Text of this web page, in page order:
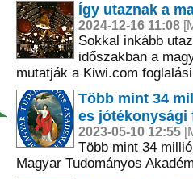
Így utaznak a
2024-12-16 11:08
Sokkal inkább
időszakban a
mutatják a Kiwi.com
Több mint 34
es jótékonysági
2023-05-10 12:55
Több mint 34
Magyar Tudományos